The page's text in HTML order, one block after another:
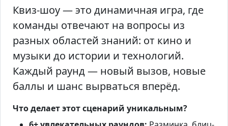
Квиз-шоу — это динамичная игра, где
команды отвечают на вопросы из
разных областей знаний: от кино и
музыки до истории и технологий.
Каждый раунд — новый вызов, новые
баллы и шанс вырваться вперёд.
Что делает этот сценарий уникальным?